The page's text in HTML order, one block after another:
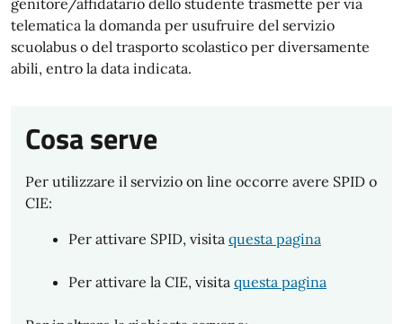
genitore/affidatario dello studente trasmette per via
telematica la domanda per usufruire del servizio
scuolabus o del trasporto scolastico per diversamente
abili, entro la data indicata.
Cosa serve
Per utilizzare il servizio on line occorre avere SPID o
CIE:
Per attivare SPID, visita questa pagina
Per attivare la CIE, visita questa pagina